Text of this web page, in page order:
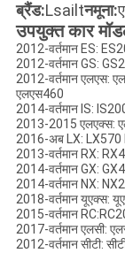
ब्रैंड:Lsailtनमूना:
उपयुक्त कार
2012-वर्तमान ES:
2012-वर्तमान GS:
2012-वर्तमान एलएस:
एलएस460
2014-वर्तमान IS:
2013-2015 एलएक्स:
2016-अब LX: LX570
2013-वर्तमान RX:
2014-वर्तमान GX:
2014-वर्तमान NX:
2018-वर्तमान यूएक्स:
2015-वर्तमान
2017-वर्तमान एलसी:
2012-वर्तमान सीटी: